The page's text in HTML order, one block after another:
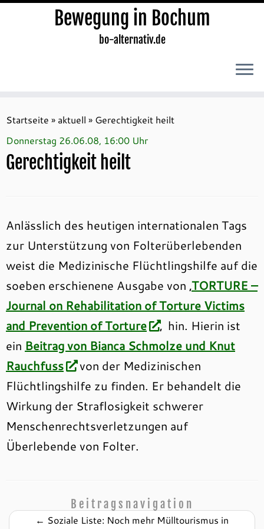
Inhalt
springen
Bewegung in Bochum
bo-alternativ.de
Startseite » aktuell » Gerechtigkeit heilt
Donnerstag 26.06.08, 16:00 Uhr
Gerechtigkeit heilt
Anlässlich des heutigen internationalen Tags
zur Unterstützung von Folterüberlebenden
weist die Medizinische Flüchtlingshilfe auf die
soeben erschienene Ausgabe von ‚TORTURE –
Journal on Rehabilitation of Torture Victims
and Prevention of Torture
‚ hin. Hierin ist
ein Beitrag von Bianca Schmolze und Knut
Rauchfuss
von der Medizinischen
Flüchtlingshilfe zu finden. Er behandelt die
Wirkung der Straflosigkeit schwerer
Menschenrechtsverletzungen auf
Überlebende von Folter.
Beitragsnavigation
← Soziale Liste: Noch mehr Mülltourismus in